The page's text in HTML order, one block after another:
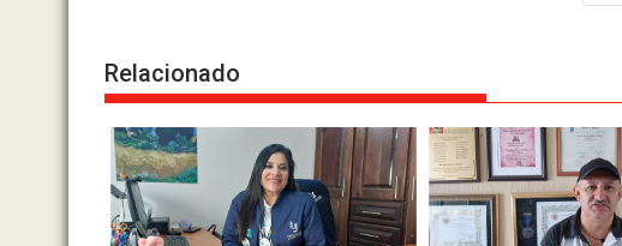
Relacionado